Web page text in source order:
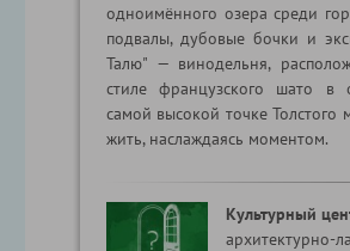
одноимённого озера среди
подвалы, дубовые бочки и
Талю" — винодельня,
стиле французского шато в
самой высокой точке Толстого
жить, наслаждаясь моментом.
Культурный
архитектурно-